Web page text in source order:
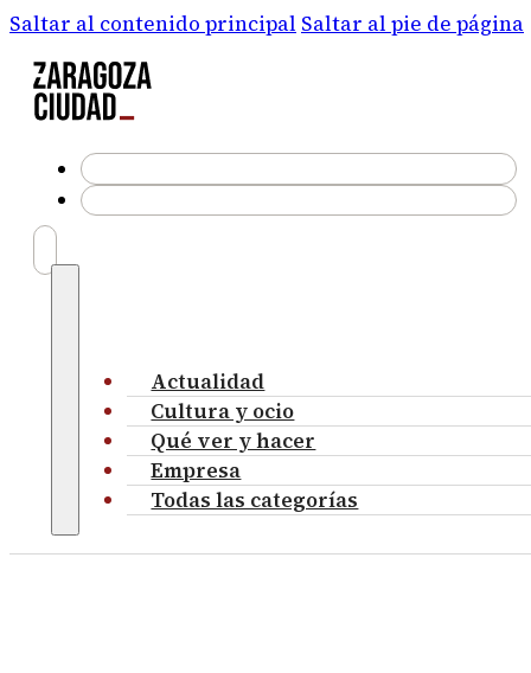
Saltar al contenido principal Saltar al pie de página
Actualidad
Cultura y ocio
Qué ver y hacer
Empresa
Todas las categorías